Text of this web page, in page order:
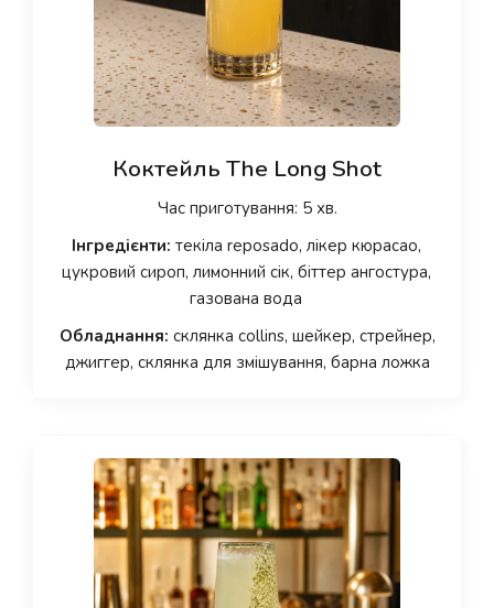
Коктейль The Long Shot
Час приготування: 5 хв.
Інгредієнти: текіла reposado, лікер кюрасао,
цукровий сироп, лимонний сік, біттер ангостура,
газована вода
Обладнання: склянка collins, шейкер, стрейнер,
джиггер, склянка для змішування, барна ложка